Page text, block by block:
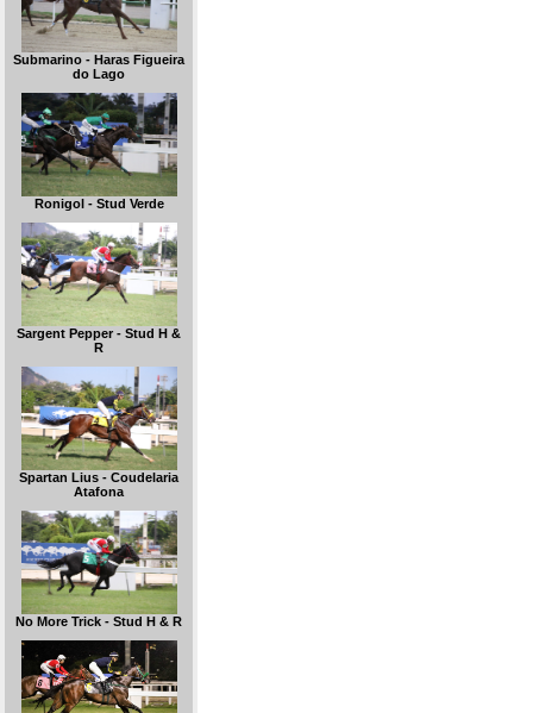
Submarino - Haras Figueira
do Lago
Ronigol - Stud Verde
Sargent Pepper - Stud H &
R
Spartan Lius - Coudelaria
Atafona
No More Trick - Stud H & R